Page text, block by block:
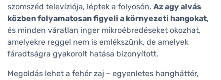
szomszéd televíziója, léptek a folyosón. Az agy alvás
közben folyamatosan figyeli a környezeti hangokat,
és minden váratlan inger mikroébredéseket okozhat,
amelyekre reggel nem is emlékszünk, de amelyek
fáradtságra gyakorolt hatása bizonyított.
Megoldás lehet a fehér zaj – egyenletes hangháttér,